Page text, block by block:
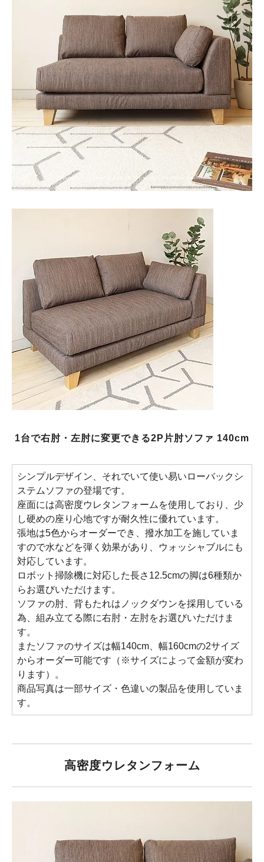
1台で右肘・左肘に変更できる2P片肘ソファ 140cm
シンプルデザイン、それでいて使い易いローバックシ
ステムソファの登場です。
座面には高密度ウレタンフォームを使用しており、少
し硬めの座り心地ですが耐久性に優れています。
張地は5色からオーダーでき、撥水加工を施していま
すので水などを弾く効果があり、ウォッシャブルにも
対応しています。
ロボット掃除機に対応した長さ12.5cmの脚は6種類か
らお選びいただけます。
ソファの肘、背もたれはノックダウンを採用している
為、組み立てる際に右肘・左肘をお選びいただけま
す。
またソファのサイズは幅140cm、幅160cmの2サイズ
からオーダー可能です（※サイズによって金額が変わ
ります）。
商品写真は一部サイズ・色違いの製品を使用していま
す。
高密度ウレタンフォーム